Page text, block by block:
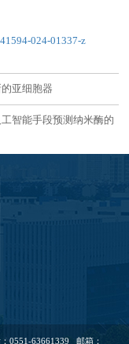
024-01337-z
亚细胞器
智能手段预测纳米酶的
0551-63661339 邮箱：